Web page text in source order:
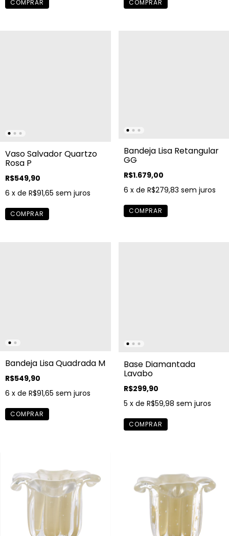
Vaso Salvador Quartzo
Rosa P
R$549,90
6 x de R$91,65 sem juros
Bandeja Lisa Retangular
GG
R$1.679,00
6 x de R$279,83 sem juros
Bandeja Lisa Quadrada M
R$549,90
6 x de R$91,65 sem juros
Base Diamantada
Lavabo
R$299,90
5 x de R$59,98 sem juros